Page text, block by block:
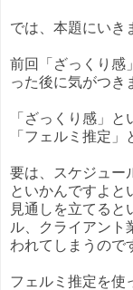
では、本題にいき
前回「ざっくり感
った後に気がつき
「ざっくり感」
「フェルミ推定」
要は、スケジュー
といかんですよと
見通しを立てると
ル、クライアント
われてしまうので
フェルミ推定を使